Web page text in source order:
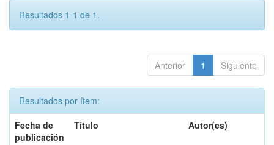
Resultados 1-1 de 1.
Anterior 1 Siguiente
Resultados por ítem:
Fecha de
publicación
Título Autor(es)